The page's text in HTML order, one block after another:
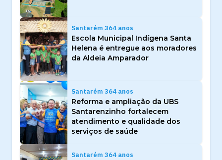
Santarém 364 anos
Escola Municipal Indígena Santa
Helena é entregue aos moradores
da Aldeia Amparador
Santarém 364 anos
Reforma e ampliação da UBS
Santarenzinho fortalecem
atendimento e qualidade dos
serviços de saúde
Santarém 364 anos